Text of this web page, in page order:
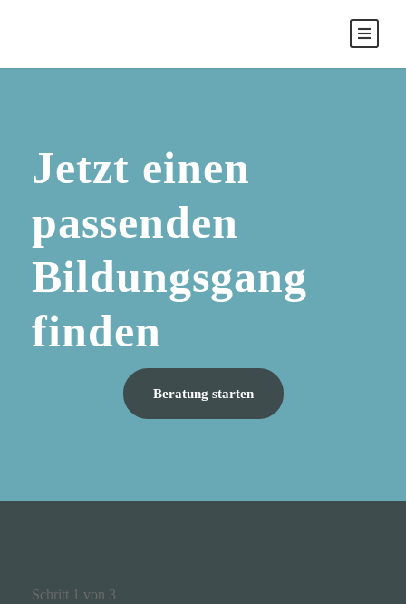
Jetzt einen
passenden
Bildungsgang
finden
Beratung starten
Schritt 1 von 3